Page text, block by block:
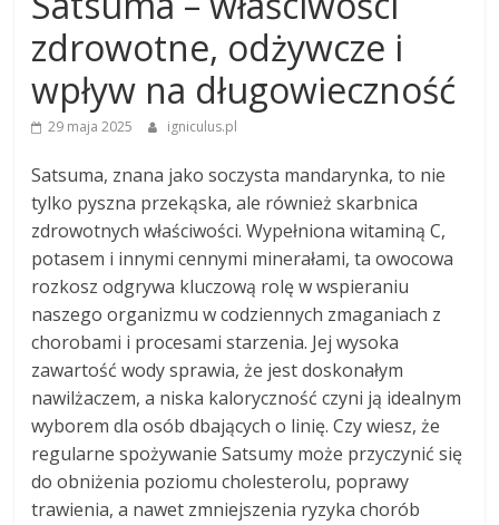
zdrowotne, odżywcze i
wpływ na długowieczność
29 maja 2025 igniculus.pl
Satsuma, znana jako soczysta mandarynka, to nie
tylko pyszna przekąska, ale również skarbnica
zdrowotnych właściwości. Wypełniona witaminą C,
potasem i innymi cennymi minerałami, ta owocowa
rozkosz odgrywa kluczową rolę w wspieraniu
naszego organizmu w codziennych zmaganiach z
chorobami i procesami starzenia. Jej wysoka
zawartość wody sprawia, że jest doskonałym
nawilżaczem, a niska kaloryczność czyni ją idealnym
wyborem dla osób dbających o linię. Czy wiesz, że
regularne spożywanie Satsumy może przyczynić się
do obniżenia poziomu cholesterolu, poprawy
trawienia, a nawet zmniejszenia ryzyka chorób